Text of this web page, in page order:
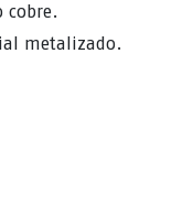
cobre.
metalizado.